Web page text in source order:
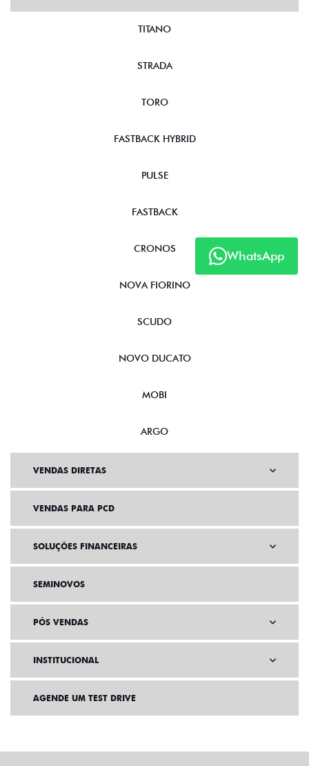
WhatsApp
TITANO
STRADA
TORO
FASTBACK HYBRID
PULSE
FASTBACK
CRONOS
NOVA FIORINO
SCUDO
NOVO DUCATO
MOBI
ARGO
VENDAS DIRETAS
VENDAS PARA PCD
SOLUÇÕES FINANCEIRAS
SEMINOVOS
PÓS VENDAS
INSTITUCIONAL
AGENDE UM TEST DRIVE